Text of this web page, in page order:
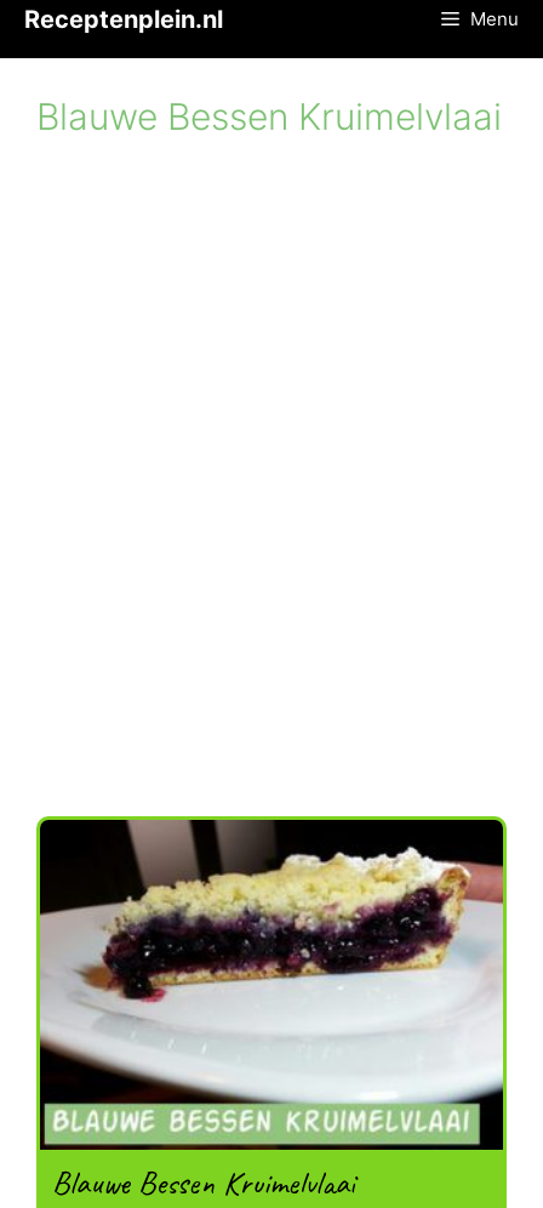
inhoud
Receptenplein.nl Menu
Blauwe Bessen Kruimelvlaai
Blauwe Bessen Kruimelvlaai